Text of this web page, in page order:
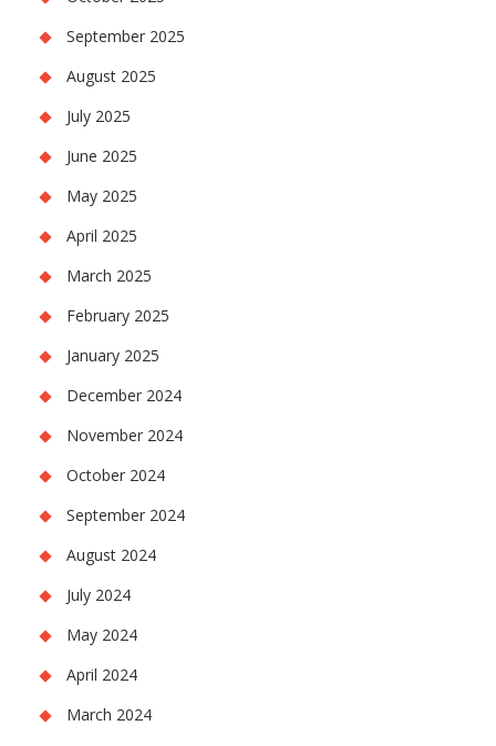
September 2025
August 2025
July 2025
June 2025
May 2025
April 2025
March 2025
February 2025
January 2025
December 2024
November 2024
October 2024
September 2024
August 2024
July 2024
May 2024
April 2024
March 2024